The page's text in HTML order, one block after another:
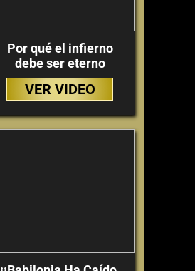
Por qué el infierno
debe ser eterno
VER VIDEO